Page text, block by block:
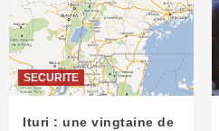
SECURITE
Ituri : une vingtaine de